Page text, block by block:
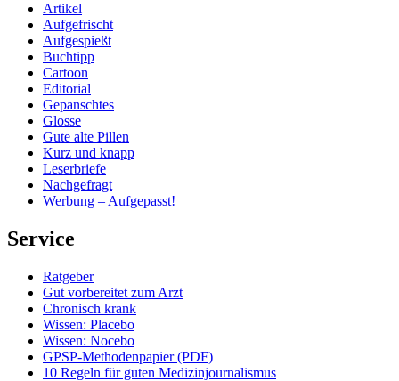
Artikel
Aufgefrischt
Aufgespießt
Buchtipp
Cartoon
Editorial
Gepanschtes
Glosse
Gute alte Pillen
Kurz und knapp
Leserbriefe
Nachgefragt
Werbung – Aufgepasst!
Service
Ratgeber
Gut vorbereitet zum Arzt
Chronisch krank
Wissen: Placebo
Wissen: Nocebo
GPSP-Methodenpapier (PDF)
10 Regeln für guten Medizinjournalismus